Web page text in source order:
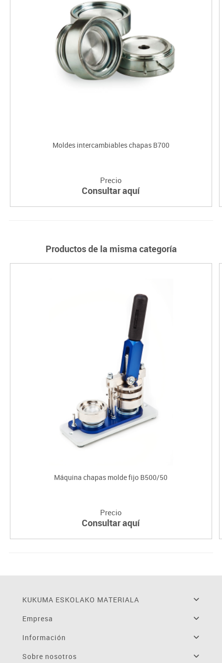
Moldes intercambiables chapas B700
Precio
Consultar aquí
Productos de la misma categoría
Máquina chapas molde fijo B500/50
Precio
Consultar aquí
KUKUMA ESKOLAKO MATERIALA
Empresa
Información
Sobre nosotros